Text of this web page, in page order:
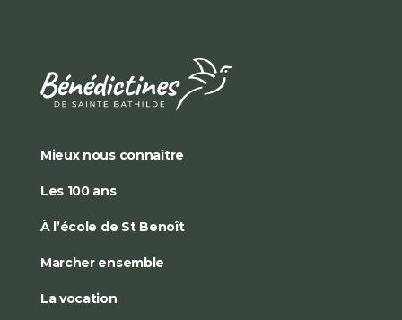
Mieux nous connaître
Les 100 ans
À l’école de St Benoît
Marcher ensemble
La vocation